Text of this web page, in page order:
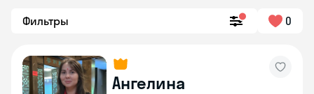
Фильтры 0
Ангелина